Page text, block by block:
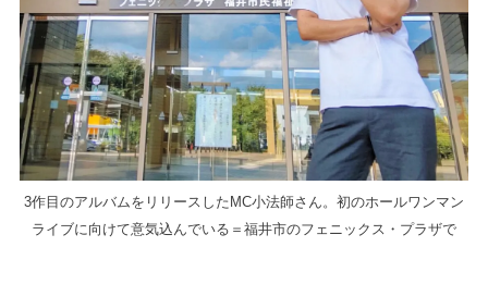
3作目のアルバムをリリースしたMC小法師さん。初のホールワンマン
ライブに向けて意気込んでいる＝福井市のフェニックス・プラザで